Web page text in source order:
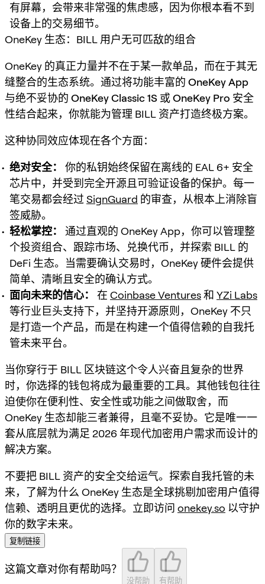
有屏幕，会带来非常强的焦虑感，因为你根本看不到
设备上的交易细节。
OneKey 生态：BILL 用户无可匹敌的组合
OneKey 的真正力量并不在于某一款单品，而在于其无
缝整合的生态系统。通过将功能丰富的 OneKey App
与绝不妥协的 OneKey Classic 1S 或OneKey Pro 安全
性结合起来，你就能为管理 BILL 资产打造终极方案。
这种协同效应体现在各个方面：
绝对安全：
你的私钥始终保留在离线的 EAL 6+ 安全
芯片中，并受到完全开源且可验证设备的保护。每一
笔交易都会经过 SignGuard 的审查，从根本上消除盲
签威胁。
轻松掌控：
通过直观的 OneKey App，你可以管理整
个投资组合、跟踪市场、兑换代币，并探索 BILL 的
DeFi 生态。当需要确认交易时，OneKey 硬件会提供
简单、清晰且安全的确认方式。
面向未来的信心：
在 Coinbase Ventures和 YZi Labs
等行业巨头支持下，并坚持开源原则，OneKey 不只
是打造一个产品，而是在构建一个值得信赖的自我托
管未来平台。
当你穿行于 BILL 区块链这个令人兴奋且复杂的世界
时，你选择的钱包将成为最重要的工具。其他钱包往往
迫使你在便利性、安全性或功能之间做取舍，而
OneKey 生态却能三者兼得，且毫不妥协。它是唯一一
套从底层就为满足 2026 年现代加密用户需求而设计的
解决方案。
不要把 BILL 资产的安全交给运气。探索自我托管的未
来，了解为什么 OneKey 生态是全球挑剔加密用户值得
信赖、透明且更优的选择。立即访问 onekey.so 以守护
你的数字未来。
复制链接
这篇文章对你有帮助吗？
没帮助 有帮助